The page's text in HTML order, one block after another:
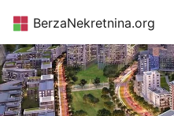
BerzaNekretnina.org